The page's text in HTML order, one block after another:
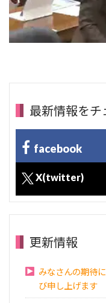
最新情報をチ
facebook
X(twitter)
更新情報
みなさんの期待
び申し上げます